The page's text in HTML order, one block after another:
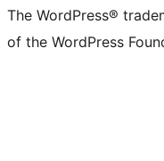
The WordPress®
of the WordPress